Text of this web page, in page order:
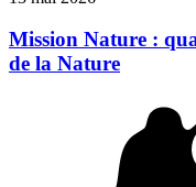
Mission Nature :
de la Nature